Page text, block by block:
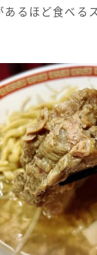
あるほど食べる